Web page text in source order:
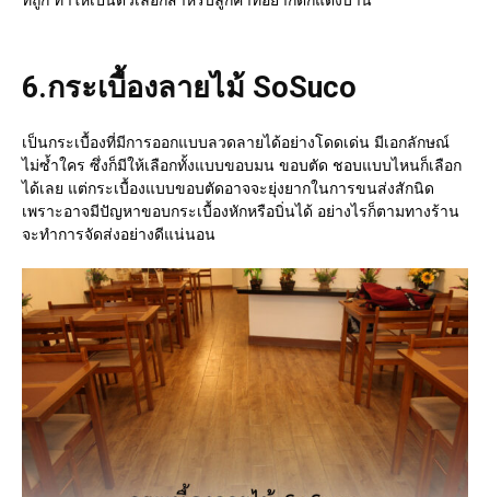
6.กระเบื้องลายไม้ SoSuco
เป็นกระเบื้องที่มีการออกแบบลวดลายได้อย่างโดดเด่น มีเอกลักษณ์
ไม่ซ้ำใคร ซึ่งก็มีให้เลือกทั้งแบบขอบมน ขอบตัด ชอบแบบไหนก็เลือก
ได้เลย แต่กระเบื้องแบบขอบตัดอาจจะยุ่งยากในการขนส่งสักนิด
เพราะอาจมีปัญหาขอบกระเบื้องหักหรือบิ่นได้ อย่างไรก็ตามทางร้าน
จะทำการจัดส่งอย่างดีแน่นอน